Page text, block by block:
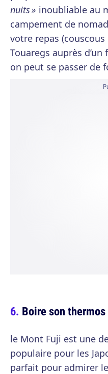
nuits » inoubliable au
campement de
votre repas
Touaregs auprès
on peut se passer de
Boire son
le Mont Fuji est une
populaire pour les
parfait pour admirer